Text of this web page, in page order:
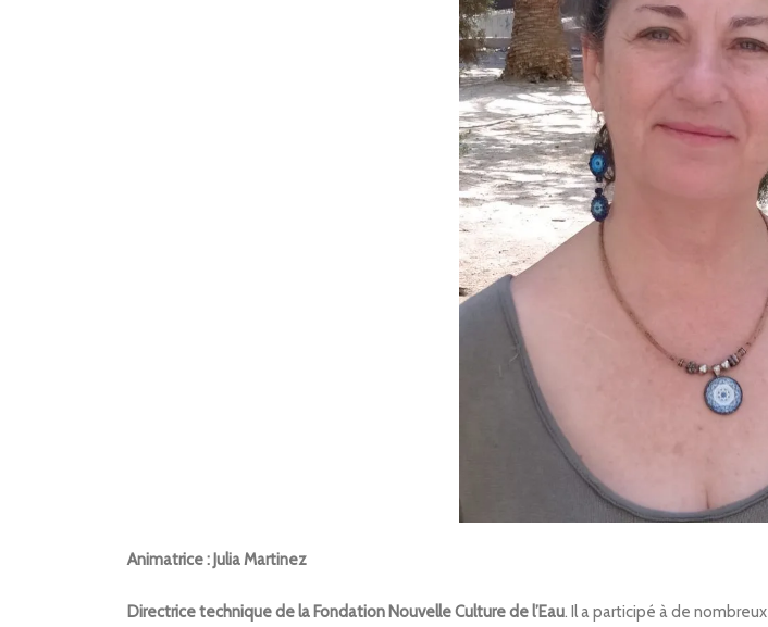
Animatrice : Julia Martinez
Directrice technique de la Fondation Nouvelle Culture de l’Eau. Il a participé à de